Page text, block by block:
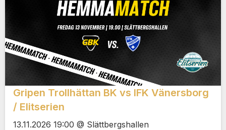
Gripen Trollhättan BK vs IFK Vänersborg
/ Elitserien
13.11.2026 19:00 @ Slättbergshallen